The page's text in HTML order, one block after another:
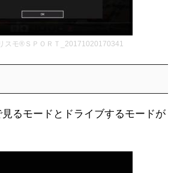
スモ®ＳＰＯＲＴ_20171020170341
るモードとドライブするモードが